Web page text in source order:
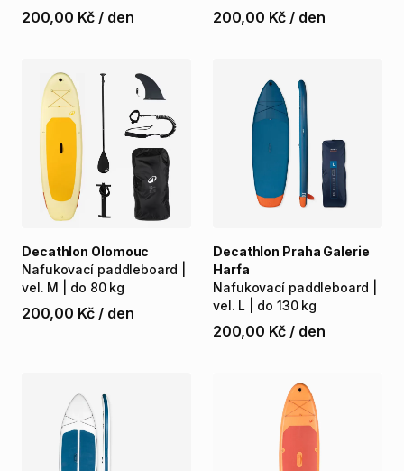
200,00 Kč / den 200,00 Kč / den
Nafukovací paddleboard
vel. M do 80 kg
Decathlon Olomouc
200,00 Kč / den
Nafukovací paddleboard
vel. L do 130 kg
Decathlon Praha Galerie
Harfa
200,00 Kč / den